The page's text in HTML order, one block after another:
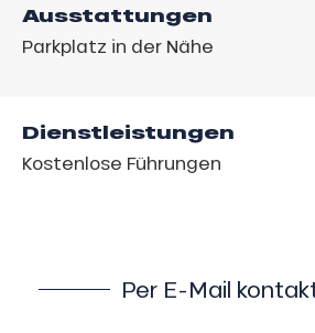
Ausstattungen
Parkplatz in der Nähe
Dienstleistungen
Kostenlose Führungen
Per E-Mail